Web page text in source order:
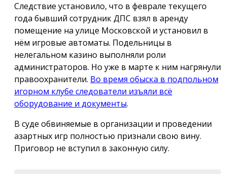
Следствие установило, что в феврале текущего
года бывший сотрудник ДПС взял в аренду
помещение на улице Московской и установил в
нём игровые автоматы. Подельницы в
нелегальном казино выполняли роли
администраторов. Но уже в марте к ним нагрянули
правоохранители. Во время обыска в подпольном
игорном клубе следователи изъяли всё
оборудование и документы.
В суде обвиняемые в организации и проведении
азартных игр полностью признали свою вину.
Приговор не вступил в законную силу.